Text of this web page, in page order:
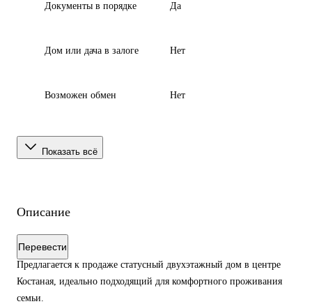
Документы в порядке Да
Дом или дача в залоге Нет
Возможен обмен Нет
Показать всё
Описание
Перевести
Предлагается к продаже статусный двухэтажный дом в центре
Костаная, идеально подходящий для комфортного проживания
семьи.